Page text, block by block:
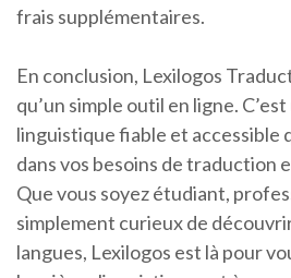
frais supplémentaires.
En conclusion, Lexilogos
qu’un simple outil en ligne.
linguistique fiable et accessible
dans vos besoins de traduction
Que vous soyez étudiant,
simplement curieux de
langues, Lexilogos est là pour